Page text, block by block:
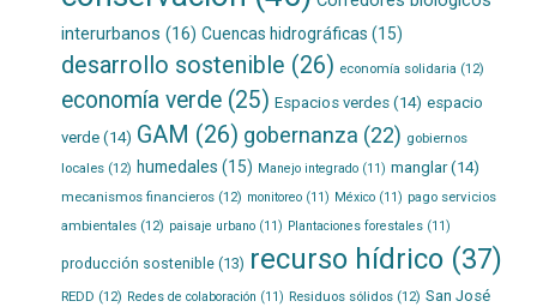
interurbanos (16) Cuencas hidrográficas (15)
desarrollo sostenible (26) economía solidaria (12)
economía verde(25) Espacios verdes(14) espacio
verde(14) GAM (26) gobernanza (22) gobiernos
locales(12) humedales (15) Manejo integrado(11) manglar(14)
mecanismos financieros(12) monitoreo(11) México(11) pago servicios
ambientales(12) paisaje urbano(11) Plantaciones forestales(11)
producción sostenible(13) recurso hídrico(37)
REDD (12) Redes de colaboración (11) Residuos sólidos(12) San José